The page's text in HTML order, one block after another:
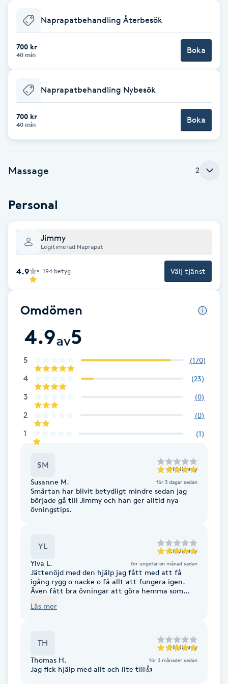
Babylights
Balayage
Barber
Brynformning
Brynfärgning
Brynplockning
Bröllopsuppsättning
Celluliter
Coachning
Color correction
Damklippning
Enzympeeling
Naprapatbehandling Återbesök
700 kr
40 min Boka
Naprapatbehandling Nybesök
700 kr
40 min Boka
Massage 2
Personal
Jimmy
Legitimerad Naprapat
4.9 194 betyg Välj tjänst
Omdömen
4.9av5
5 (170)
4 (23)
3 (0)
2 (0)
1 (1)
SM till Jimmy
Susanne M. för 3 dagar sedan
Smärtan har blivit betydligt mindre sedan jag
började gå till Jimmy och han ger alltid nya
övningstips.
YL till Jimmy
Ylva L. för ungefär en månad sedan
Jättenöjd med den hjälp jag fått med att få
igång rygg o nacke o få allt att fungera igen.
Även fått bra övningar att göra hemma som
Läs mer
TH till Jimmy
Thomas H. för 3 månader sedan
Jag fick hjälp med allt och lite till👍